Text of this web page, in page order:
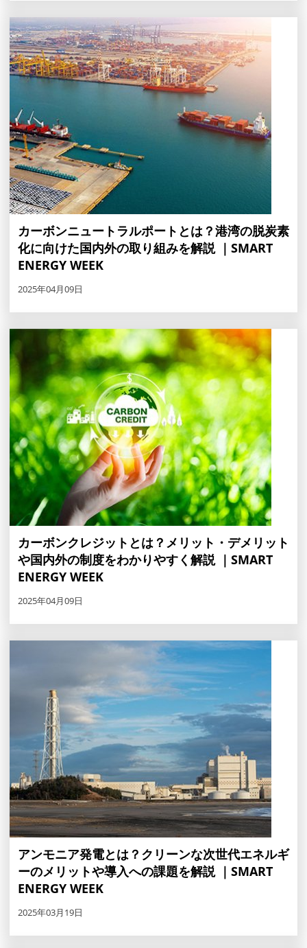
カーボンニュートラルポートとは？港湾の脱炭素
化に向けた国内外の取り組みを解説 ｜SMART
ENERGY WEEK
2025年04月09日
カーボンクレジットとは？メリット・デメリット
や国内外の制度をわかりやすく解説 ｜SMART
ENERGY WEEK
2025年04月09日
アンモニア発電とは？クリーンな次世代エネルギ
ーのメリットや導入への課題を解説 ｜SMART
ENERGY WEEK
2025年03月19日